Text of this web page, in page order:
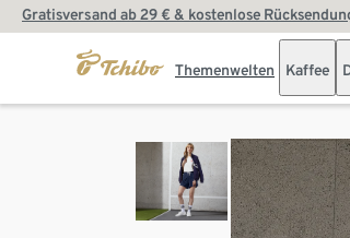
Gratisversand ab 29 € & kostenlose
Themenwelten Kaffee